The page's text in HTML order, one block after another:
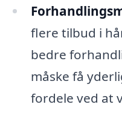
flere tilbud i
bedre
måske få
fordele ved at